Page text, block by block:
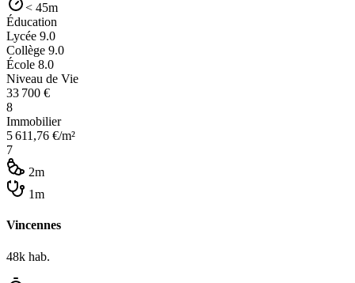
< 45m
Éducation
Lycée 9.0
Collège 9.0
École 8.0
Niveau de Vie
33 700 €
8
Immobilier
5 611,76 €/m²
7
2m
1m
Vincennes
48k hab.